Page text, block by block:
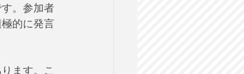
。参加者
的に発言
ます。こ